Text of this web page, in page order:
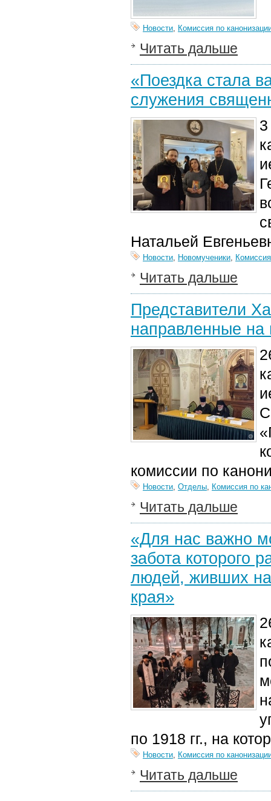
Новости, Комиссия по
Читать дальше
«Поездка стала
служения
Натальей
Новости, Новомученики,
Читать дальше
Представители
направленные на
комиссии по
Новости, Отделы, Комиссия по
Читать дальше
«Для нас важно
забота которого
людей, живших на
края»
по 1918 гг., на
Новости, Комиссия по
Читать дальше